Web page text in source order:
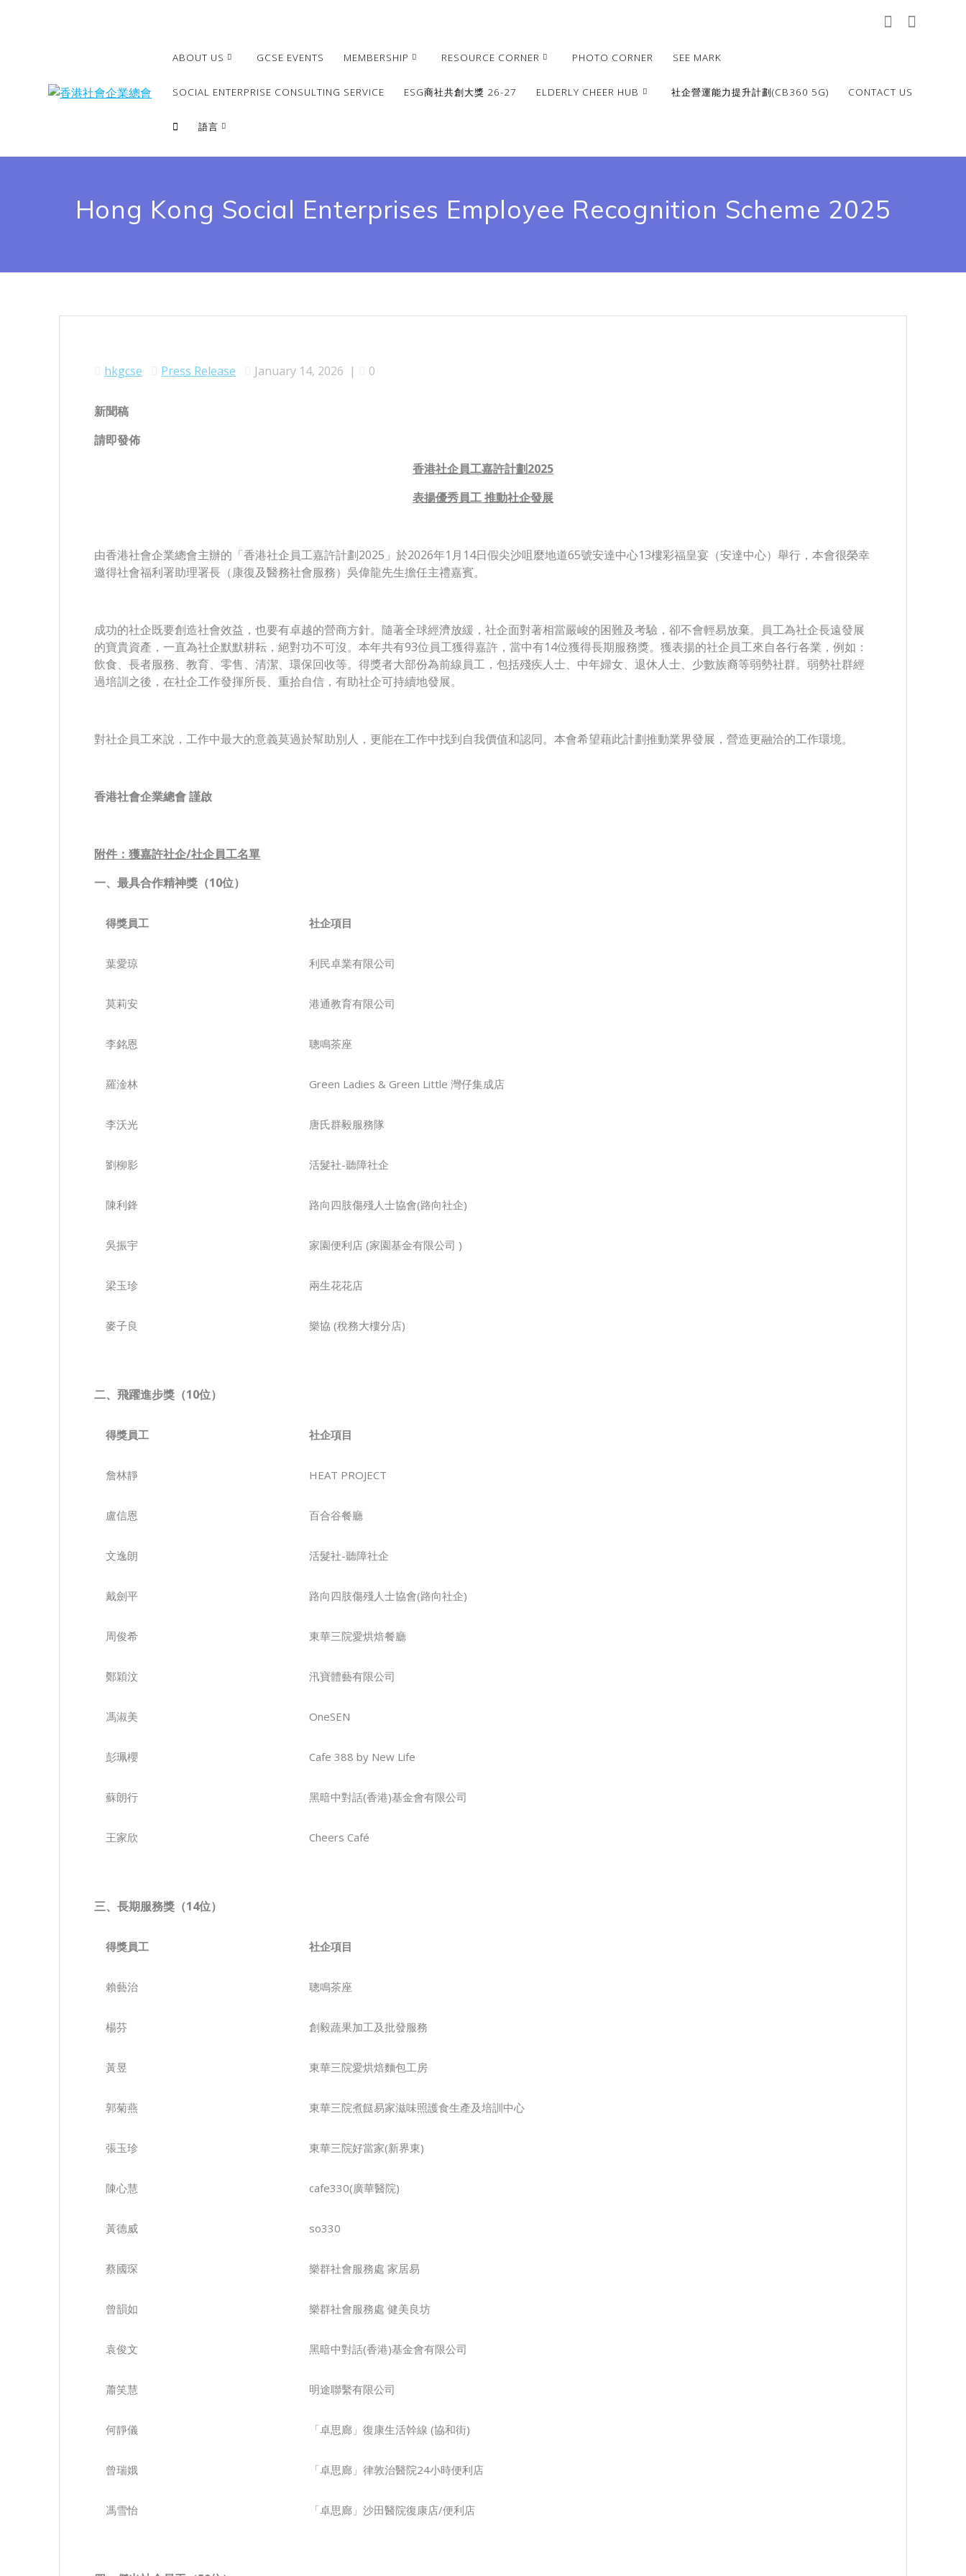
ABOUT US GCSE EVENTS MEMBERSHIP RESOURCE CORNER PHOTO CORNER SEE MARK
SOCIAL ENTERPRISE CONSULTING SERVICE ESG商社共創大獎 26-27 ELDERLY CHEER HUB 社企營運能力提升計劃(CB360 5G) CONTACT US
語言
繁體
English
Hong Kong Social Enterprises Employee Recognition Scheme 2025
hkgcse Press Release January 14, 2026 | 0
新聞稿
請即發佈
香港社企員工嘉許計劃2025
表揚優秀員工 推動社企發展
由香港社會企業總會主辦的「香港社企員工嘉許計劃2025」於2026年1月14日假尖沙咀麼地道65號安達中心13樓彩福皇宴（安達中心）舉行，本會很榮幸
邀得社會福利署助理署長（康復及醫務社會服務）吳偉龍先生擔任主禮嘉賓。
成功的社企既要創造社會效益，也要有卓越的營商方針。隨著全球經濟放緩，社企面對著相當嚴峻的困難及考驗，卻不會輕易放棄。員工為社企長遠發展
的寶貴資產，一直為社企默默耕耘，絕對功不可沒。本年共有93位員工獲得嘉許，當中有14位獲得長期服務獎。獲表揚的社企員工來自各行各業，例如：
飲食、長者服務、教育、零售、清潔、環保回收等。得獎者大部份為前線員工，包括殘疾人士、中年婦女、退休人士、少數族裔等弱勢社群。弱勢社群經
過培訓之後，在社企工作發揮所長、重拾自信，有助社企可持續地發展。
對社企員工來說，工作中最大的意義莫過於幫助別人，更能在工作中找到自我價值和認同。本會希望藉此計劃推動業界發展，營造更融洽的工作環境。
香港社會企業總會 謹啟
附件：獲嘉許社企/社企員工名單
一、最具合作精神獎（10位）
得獎員工 社企項目
葉愛琼 利民卓業有限公司
莫莉安 港通教育有限公司
李銘恩 聰鳴茶座
羅淦林 Green Ladies & Green Little 灣仔集成店
李沃光 唐氏群毅服務隊
劉柳影 活髮社-聽障社企
陳利鋒 路向四肢傷殘人士協會(路向社企)
吳振宇 家園便利店 (家園基金有限公司 )
梁玉珍 兩生花花店
麥子良 樂協 (稅務大樓分店)
二、飛躍進步獎（10位）
得獎員工 社企項目
詹林靜 HEAT PROJECT
盧信恩 百合谷餐廳
文逸朗 活髮社-聽障社企
戴劍平 路向四肢傷殘人士協會(路向社企)
周俊希 東華三院愛烘焙餐廳
鄭穎汶 汛寶體藝有限公司
馮淑美 OneSEN
彭珮櫻 Cafe 388 by New Life
蘇朗行 黑暗中對話(香港)基金會有限公司
王家欣 Cheers Café
三、長期服務獎（14位）
得獎員工 社企項目
賴藝治 聰鳴茶座
楊芬 創毅蔬果加工及批發服務
黃昱 東華三院愛烘焙麵包工房
郭菊燕 東華三院煮餸易家滋味照護食生產及培訓中心
張玉珍 東華三院好當家(新界東)
陳心慧 cafe330(廣華醫院)
黃德威 so330
蔡國琛 樂群社會服務處 家居易
曾韻如 樂群社會服務處 健美良坊
袁俊文 黑暗中對話(香港)基金會有限公司
蕭笑慧 明途聯繫有限公司
何靜儀 「卓思廊」復康生活幹線 (協和街)
曾瑞娥 「卓思廊」律敦治醫院24小時便利店
馮雪怡 「卓思廊」沙田醫院復康店/便利店